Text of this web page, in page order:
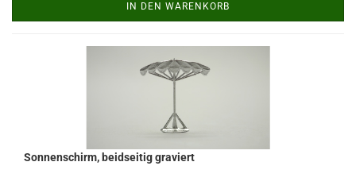
IN DEN WARENKORB
Sonnenschirm, beidseitig graviert